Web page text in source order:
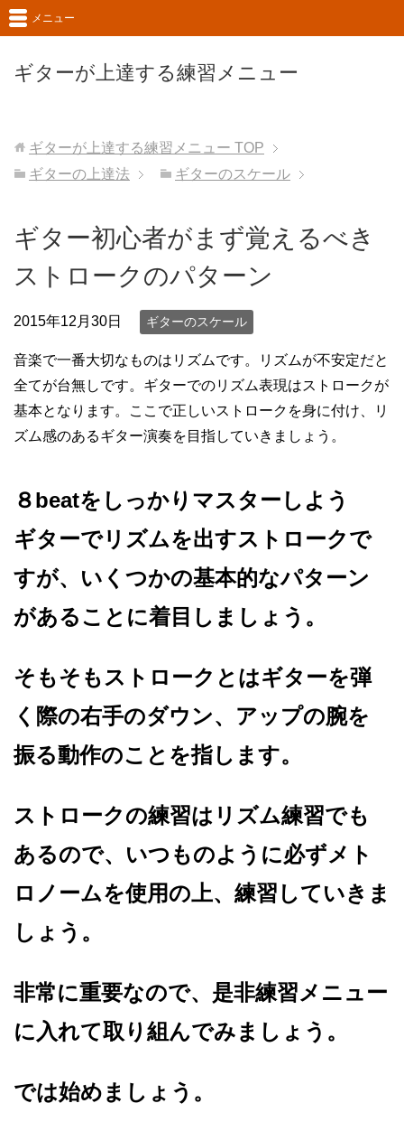
ギターが上達する練習メニュー
メニュー
ギターが上達する練習メニュー TOP
ギターの上達法
ギターのスケール
ギター初心者がまず覚えるべき
ストロークのパターン
2015年12月30日 ギターのスケール
音楽で一番大切なものはリズムです。リズムが不安定だと
全てが台無しです。ギターでのリズム表現はストロークが
基本となります。ここで正しいストロークを身に付け、リ
ズム感のあるギター演奏を目指していきましょう。
８beatをしっかりマスターしよう
ギターでリズムを出すストロークで
すが、いくつかの基本的なパターン
があることに着目しましょう。
そもそもストロークとはギターを弾
く際の右手のダウン、アップの腕を
振る動作のことを指します。
ストロークの練習はリズム練習でも
あるので、いつものように必ずメト
ロノームを使用の上、練習していきま
しょう。
非常に重要なので、是非練習メニュー
に入れて取り組んでみましょう。
では始めましょう。